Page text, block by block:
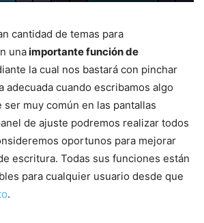
cantidad de temas para
unaimportante función de
la cual nos bastará con pinchar
adecuada cuando escribamos algo
ser muy común en las pantallas
de ajuste podremos realizar todos
oportunos para mejorar
escritura. Todas sus funciones están
para cualquier usuario desde que
.